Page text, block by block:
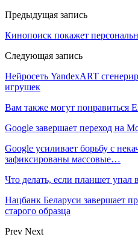
Предыдущая запись
Кинопоиск покажет
Следующая запись
Нейросеть YandexART
игрушек
Вам также могут понравиться
Google завершает переход на
Google усиливает борьбу с
зафиксированы массовые…
Что делать, если планшет упал
Нацбанк Беларуси завершает
старого образца
Prev Next